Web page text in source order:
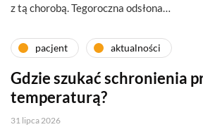
z tą chorobą. Tegoroczna odsłona…
pacjent aktualności
Gdzie szukać schronienia
temperaturą?
31 lipca 2026